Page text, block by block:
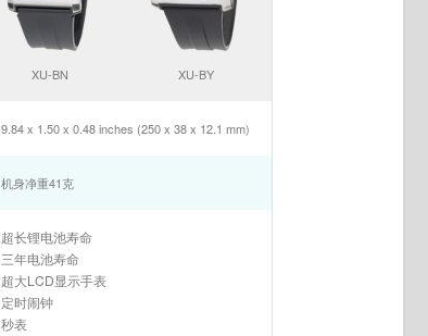
XU-BN XU-BY
9.84 x 1.50 x 0.48 inches (250 x 38 x 12.1 mm)
机身净重41克
超长锂电池寿命
三年电池寿命
超大LCD显示手表
定时闹钟
秒表